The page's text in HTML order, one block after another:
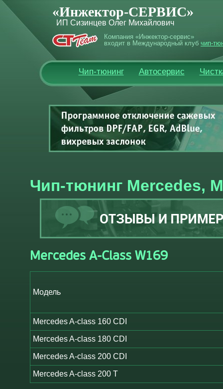
«Инжектор-СЕРВИС»
ИП Сизинцев Олег Михайлович
Компания «Инжектор-сервис»
входит в Международный клуб чип-
Чип-тюнинг Автосервис
Чип-тюнинг Mercedes,
Mercedes A-Class W169
Модель
Mercedes A-class 160 CDI
Mercedes A-class 180 CDI
Mercedes A-class 200 CDI
Mercedes A-class 200 T